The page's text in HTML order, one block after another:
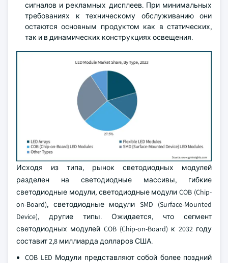
сигналов и рекламных дисплеев. При минимальных
требованиях к техническому обслуживанию они
остаются основным продуктом как в статических,
так и в динамических конструкциях освещения.
Исходя из типа, рынок светодиодных модулей
разделен на светодиодные массивы, гибкие
светодиодные модули, светодиодные модули COB (Chip-
on-Board), светодиодные модули SMD (Surface-Mounted
Device), другие типы. Ожидается, что сегмент
светодиодных модулей COB (Chip-on-Board) к 2032 году
составит 2,8 миллиарда долларов США.
COB LED Модули представляют собой более поздний